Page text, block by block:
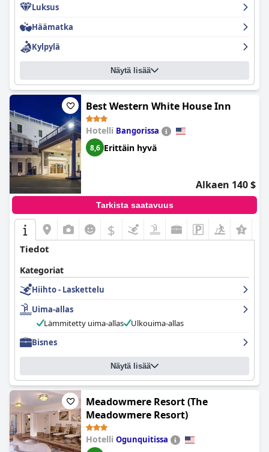
Luksus
Häämatka
Kylpylä
Näytä lisää
Best Western White House Inn
Hotelli Bangorissa
8,6 Erittäin hyvä
Alkaen 140 $
Tarkista saatavuus
$
Tiedot
Kategoriat
Hiihto - Laskettelu
Uima-allas
Lämmitetty uima-allas
Ulkouima-allas
Bisnes
Näytä lisää
Meadowmere Resort (The
Meadowmere Resort)
Hotelli Ogunquitissa